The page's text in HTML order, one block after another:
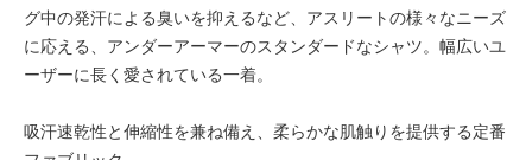
グ中の発汗による臭いを抑えるなど、アスリートの様々なニーズ
に応える、アンダーアーマーのスタンダードなシャツ。幅広いユ
ーザーに長く愛されている一着。
吸汗速乾性と伸縮性を兼ね備え、柔らかな肌触りを提供する定番